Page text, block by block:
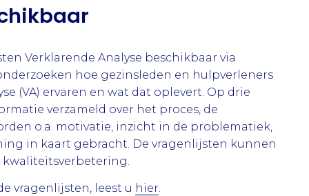
Verklarende Analyse beschikbaar via
hoe gezinsleden en hulpverleners
(VA) ervaren en wat dat oplevert. Op drie
verzameld over het proces, de
o.a. motivatie, inzicht in de problematiek,
in kaart gebracht. De vragenlijsten kunnen
vragenlijsten, leest u hier.